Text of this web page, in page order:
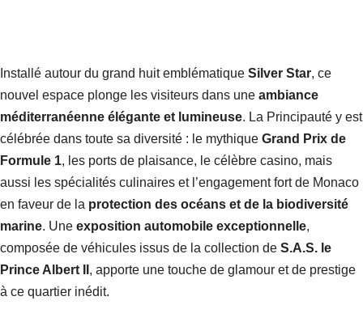
Installé autour du grand huit emblématique Silver Star, ce
nouvel espace plonge les visiteurs dans une ambiance
méditerranéenne élégante et lumineuse. La Principauté y est
célébrée dans toute sa diversité : le mythique Grand Prix de
Formule 1, les ports de plaisance, le célèbre casino, mais
aussi les spécialités culinaires et l’engagement fort de Monaco
en faveur de la protection des océans et de la biodiversité
marine. Une exposition automobile exceptionnelle,
composée de véhicules issus de la collection de S.A.S. le
Prince Albert II , apporte une touche de glamour et de prestige
à ce quartier inédit.